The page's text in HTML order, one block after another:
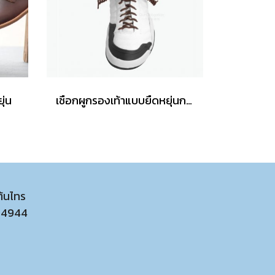
น เชือกผูกรองเท้าแบบยืดหยุ่นกลม
ไทร